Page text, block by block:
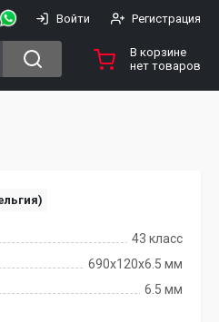
Войти Регистрация
В корзине
нет товаров
43 класс
690х120х6.5 мм
6.5 мм